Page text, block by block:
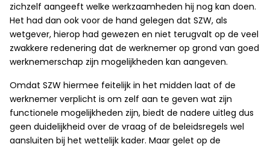
zichzelf aangeeft welke werkzaamheden hij nog kan doen.
Het had dan ook voor de hand gelegen dat SZW, als
wetgever, hierop had gewezen en niet terugvalt op de veel
zwakkere redenering dat de werknemer op grond van goed
werknemerschap zijn mogelijkheden kan aangeven.
Omdat SZW hiermee feitelijk in het midden laat of de
werknemer verplicht is om zelf aan te geven wat zijn
functionele mogelijkheden zijn, biedt de nadere uitleg dus
geen duidelijkheid over de vraag of de beleidsregels wel
aansluiten bij het wettelijk kader. Maar gelet op de